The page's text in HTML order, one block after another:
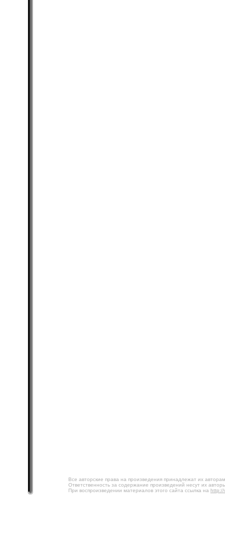
Все авторские права на произведения принадлежат их
Ответственность за содержание произведений несут их
При воспроизведении материалов этого сайта ссылка на http://